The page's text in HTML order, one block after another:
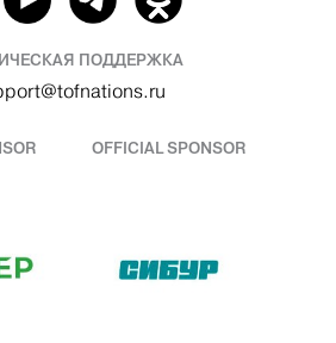
ПОДДЕРЖКА
OFFICIAL SPONSOR